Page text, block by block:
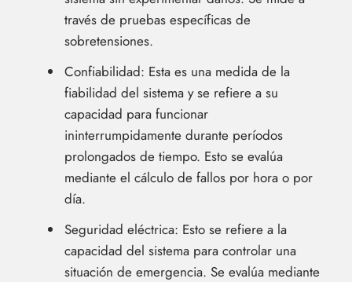
través de pruebas específicas de
sobretensiones.
Confiabilidad: Esta es una medida de la
fiabilidad del sistema y se refiere a su
capacidad para funcionar
ininterrumpidamente durante períodos
prolongados de tiempo. Esto se evalúa
mediante el cálculo de fallos por hora o por
día.
Seguridad eléctrica: Esto se refiere a la
capacidad del sistema para controlar una
situación de emergencia. Se evalúa mediante